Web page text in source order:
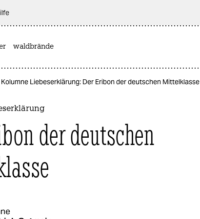
waldbrände
Kolumne Liebeserklärung: Der Eribon der deutschen Mittelklasse
der deutschen